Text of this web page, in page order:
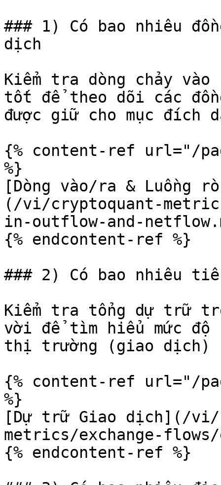
### 1) Có bao nhiêu
dịch
Kiểm tra dòng chảy
tốt để theo dõi các
được giữ cho mục đích
{% content-ref url="/
%}
[Dòng vào/ra & Luồng
(/vi/cryptoquant-
in-outflow-and-
{% endcontent-ref %}
### 2) Có bao nhiêu
Kiểm tra tổng dự trữ
vời để tìm hiểu mức độ
thị trường (giao dịch)
{% content-ref url="/
%}
[Dự trữ Giao dịch](/vi/
metrics/exchange-
{% endcontent-ref %}